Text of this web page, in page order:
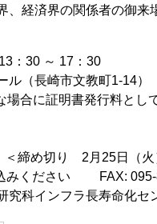
、経済界の関係者の御
：30 ～ 17：30
（長崎市文教町1-14）
合に証明書発行料とし
＜締め切り 2月25日（火
ださい FAX: 095-
究科インフラ長寿命化